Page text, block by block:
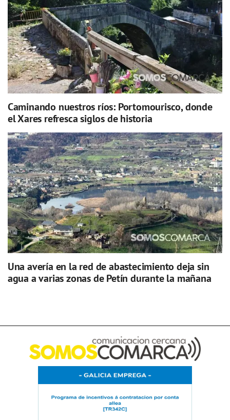
Caminando nuestros ríos: Portomourisco, donde
el Xares refresca siglos de historia
Una avería en la red de abastecimiento deja sin
agua a varias zonas de Petín durante la mañana